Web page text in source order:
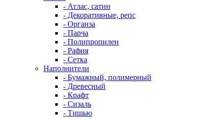
- Атлас, сатин
- Декоративные, репс
- Органза
- Парча
- Полипропилен
- Рафия
- Сетка
Наполнители
- Бумажный, полимерный
- Древесный
- Крафт
- Сизаль
- Тишью